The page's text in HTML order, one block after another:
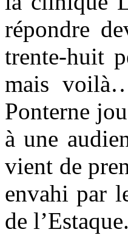
répondre
trente-huit
mais
Ponterne
à une
vient de
envahi par
de l’Estaque.